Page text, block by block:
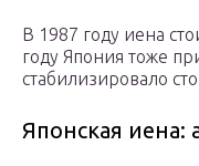
В 1987 году иена
году Япония тоже
стабилизировало
Японская иена: